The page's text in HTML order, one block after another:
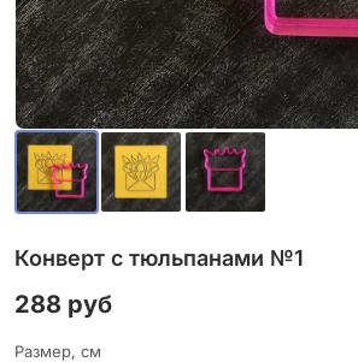
Конверт с тюльпанами №1
288 руб
Размер, см